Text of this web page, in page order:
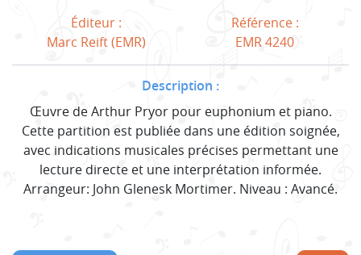
Éditeur :
Marc Reift (EMR)
Référence :
EMR 4240
Description :
Œuvre de Arthur Pryor pour euphonium et piano.
Cette partition est publiée dans une édition soignée,
avec indications musicales précises permettant une
lecture directe et une interprétation informée.
Arrangeur: John Glenesk Mortimer. Niveau : Avancé.